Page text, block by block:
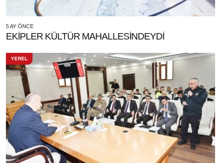
5 AY ÖNCE
EKİPLER KÜLTÜR MAHALLESİNDEYDİ
YEREL